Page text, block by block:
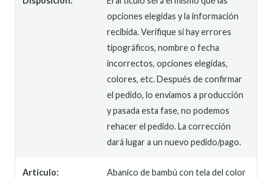
opciones elegidas y la información
recibida. Verifique si hay errores
tipográficos, nombre o fecha
incorrectos, opciones elegidas,
colores, etc. Después de confirmar
el pedido, lo enviamos a producción
y pasada esta fase, no podemos
rehacer el pedido. La corrección
dará lugar a un nuevo pedido/pago.
Artículo:
Abanico de bambú con tela del color